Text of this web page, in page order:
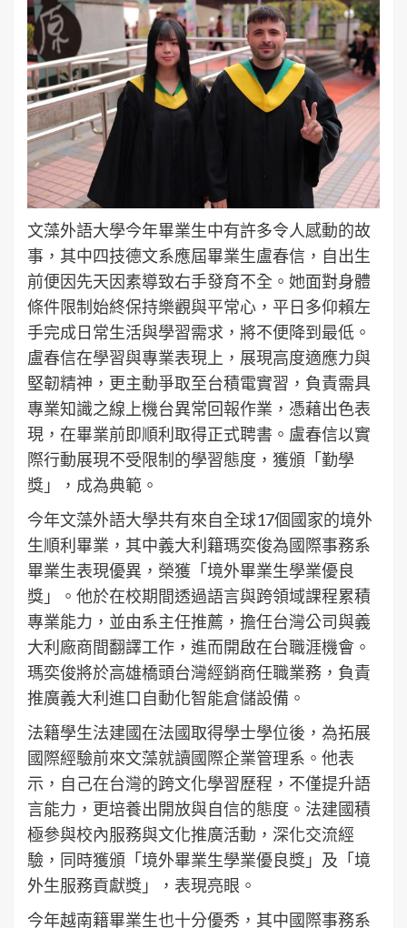
文藻外語大學今年畢業生中有許多令人感動的故
事，其中四技德文系應屆畢業生盧春信，自出生
前便因先天因素導致右手發育不全。她面對身體
條件限制始終保持樂觀與平常心，平日多仰賴左
手完成日常生活與學習需求，將不便降到最低。
盧春信在學習與專業表現上，展現高度適應力與
堅韌精神，更主動爭取至台積電實習，負責需具
專業知識之線上機台異常回報作業，憑藉出色表
現，在畢業前即順利取得正式聘書。盧春信以實
際行動展現不受限制的學習態度，獲頒「勤學
獎」，成為典範。
今年文藻外語大學共有來自全球17個國家的境外
生順利畢業，其中義大利籍瑪奕俊為國際事務系
畢業生表現優異，榮獲「境外畢業生學業優良
獎」。他於在校期間透過語言與跨領域課程累積
專業能力，並由系主任推薦，擔任台灣公司與義
大利廠商間翻譯工作，進而開啟在台職涯機會。
瑪奕俊將於高雄橋頭台灣經銷商任職業務，負責
推廣義大利進口自動化智能倉儲設備。
法籍學生法建國在法國取得學士學位後，為拓展
國際經驗前來文藻就讀國際企業管理系。他表
示，自己在台灣的跨文化學習歷程，不僅提升語
言能力，更培養出開放與自信的態度。法建國積
極參與校內服務與文化推廣活動，深化交流經
驗，同時獲頒「境外畢業生學業優良獎」及「境
外生服務貢獻獎」，表現亮眼。
今年越南籍畢業生也十分優秀，其中國際事務系